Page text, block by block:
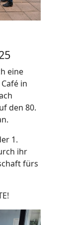
eine
in
den 80.
1.
ihr
fürs